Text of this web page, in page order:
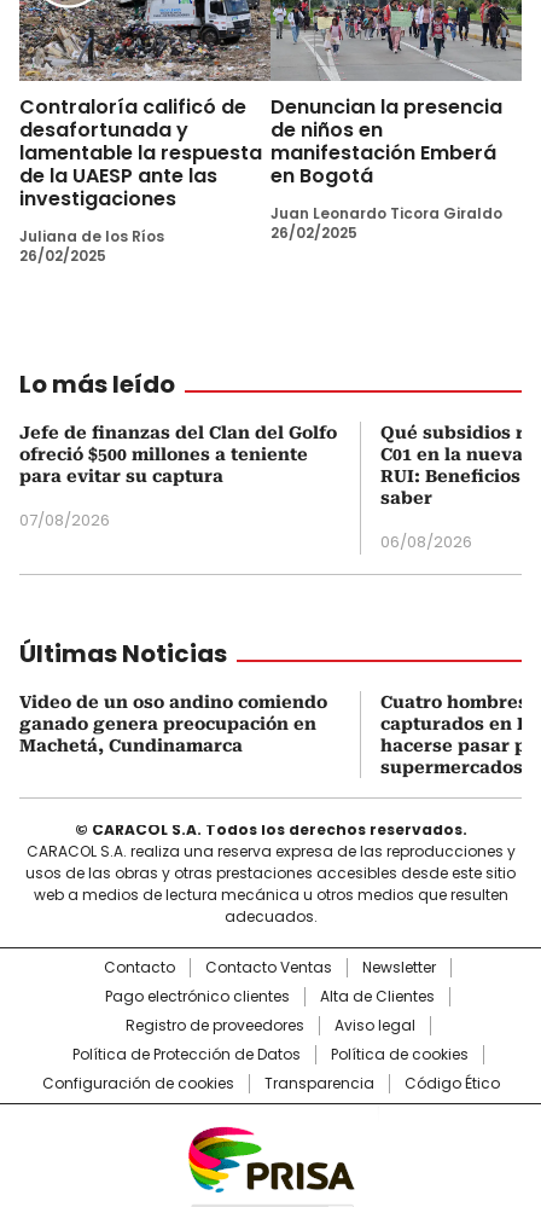
Contraloría calificó de
desafortunada y
lamentable la respuesta
de la UAESP ante las
investigaciones
Juliana de los Ríos
26/02/2025
Denuncian la presencia
de niños en
manifestación Emberá
en Bogotá
Juan Leonardo Ticora Giraldo
26/02/2025
Lo más leído
Jefe de finanzas del Clan del Golfo
ofreció $500 millones a teniente
para evitar su captura
07/08/2026
Qué subsidios
C01 en la nueva
RUI: Beneficios
saber
06/08/2026
Últimas Noticias
Video de un oso andino comiendo
ganado genera preocupación en
Machetá, Cundinamarca
Cuatro hombres
capturados en
hacerse pasar
supermercados
© CARACOL S.A. Todos los derechos reservados.
CARACOL S.A. realiza una reserva expresa de las reproducciones y
usos de las obras y otras prestaciones accesibles desde este sitio
web a medios de lectura mecánica u otros medios que resulten
adecuados.
Contacto Contacto Ventas
Newsletter
Pago electrónico clientes
Alta de Clientes
Registro de proveedores
Aviso legal
Política de Protección de Datos
Política de cookies
Configuración de cookies
Transparencia Código Ético